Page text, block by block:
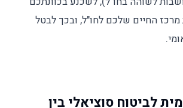
מרכז החיים שלכם לחו"ל, ובכך לבטל
לביטוח סוציאלי בין